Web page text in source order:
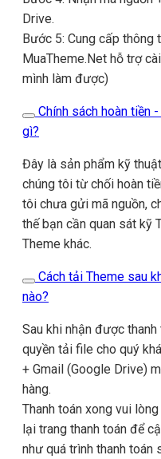
Drive.
Bước 5: Cung cấp
MuaTheme.Net hỗ trợ
mình làm được)
Chính sách hoàn tiền
gì?
Đây là sản phẩm kỹ
chúng tôi từ chối hoàn
tôi chưa gửi mã nguồn,
thế bạn cần quan sát kỹ
Theme khác.
Cách tải Theme sau
nào?
Sau khi nhận được
quyền tải file cho quý
+ Gmail (Google Drive)
hàng.
Thanh toán xong vui
lại trang thanh toán để
như quá trình thanh toán